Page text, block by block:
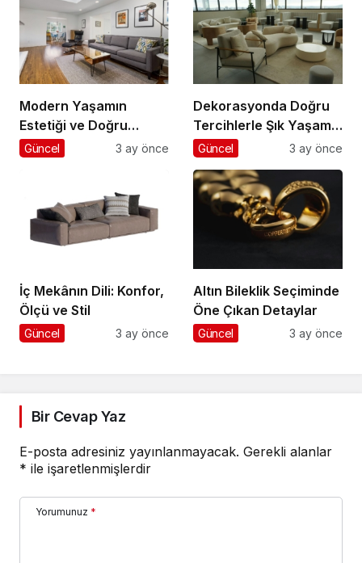
Modern Yaşamın
Estetiği ve Doğru
Mobilya Seçimi
Güncel 3 ay önce
Dekorasyonda Doğru
Tercihlerle Şık Yaşam
Alanları
Güncel 3 ay önce
İç Mekânın Dili: Konfor,
Ölçü ve Stil
Güncel 3 ay önce
Altın Bileklik Seçiminde
Öne Çıkan Detaylar
Güncel 3 ay önce
Bir Cevap Yaz
E-posta adresiniz yayınlanmayacak. Gerekli alanlar
* ile işaretlenmişlerdir
Yorumunuz *